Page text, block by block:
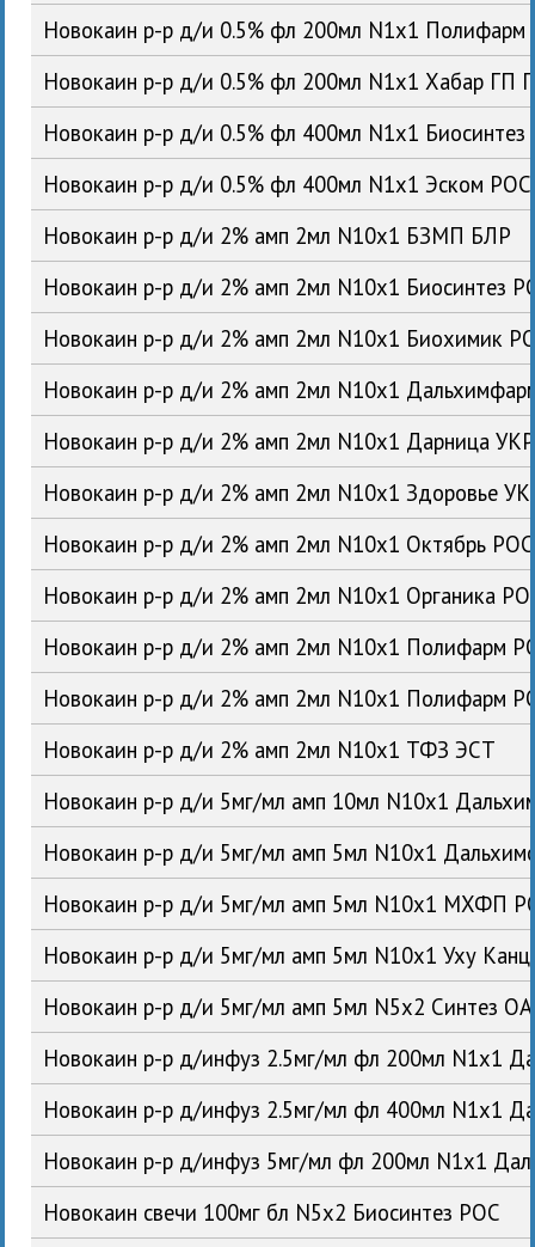
Новокаин р-р д/и 0.5% фл 200мл N1x1
Новокаин р-р д/и 0.5% фл 200мл N1x1 Хабар ГП
Новокаин р-р д/и 0.5% фл 400мл N1x1
Новокаин р-р д/и 0.5% фл 400мл N1x1 Эском РОС
Новокаин р-р д/и 2% амп 2мл N10x1 БЗМП БЛР
Новокаин р-р д/и 2% амп 2мл N10x1 Биосинтез
Новокаин р-р д/и 2% амп 2мл N10x1 Биохимик
Новокаин р-р д/и 2% амп 2мл N10x1
Новокаин р-р д/и 2% амп 2мл N10x1 Дарница УКР
Новокаин р-р д/и 2% амп 2мл N10x1 Здоровье
Новокаин р-р д/и 2% амп 2мл N10x1 Октябрь РОС
Новокаин р-р д/и 2% амп 2мл N10x1 Органика
Новокаин р-р д/и 2% амп 2мл N10x1 Полифарм
Новокаин р-р д/и 2% амп 2мл N10x1 Полифарм
Новокаин р-р д/и 2% амп 2мл N10x1 ТФЗ ЭСТ
Новокаин р-р д/и 5мг/мл амп 10мл N10x1
Новокаин р-р д/и 5мг/мл амп 5мл N10x1
Новокаин р-р д/и 5мг/мл амп 5мл N10x1 МХФП
Новокаин р-р д/и 5мг/мл амп 5мл N10x1 Уху
Новокаин р-р д/и 5мг/мл амп 5мл N5x2 Синтез
Новокаин р-р д/инфуз 2.5мг/мл фл 200мл N1x1
Новокаин р-р д/инфуз 2.5мг/мл фл 400мл N1x1
Новокаин р-р д/инфуз 5мг/мл фл 200мл N1x1
Новокаин свечи 100мг бл N5x2 Биосинтез РОС